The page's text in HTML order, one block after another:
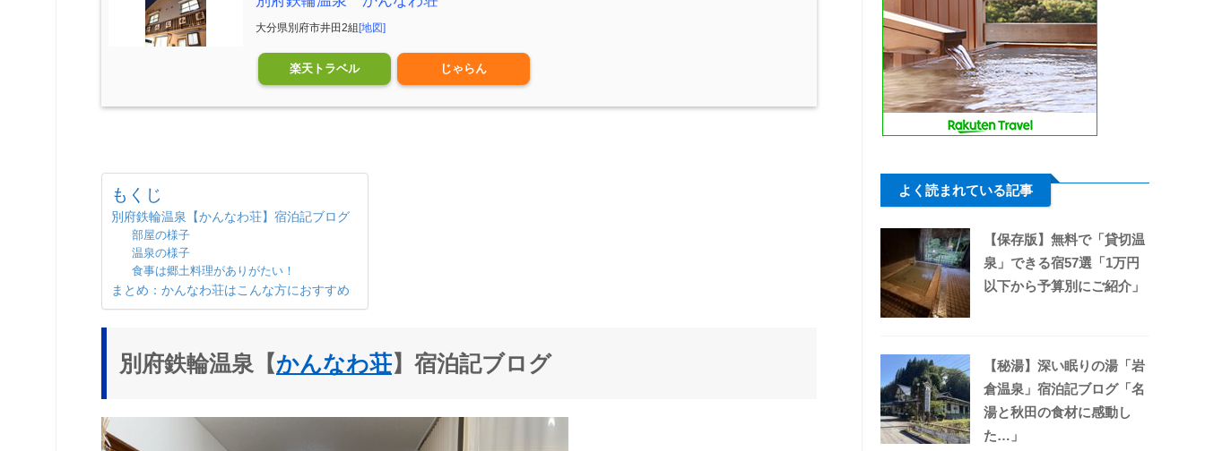
大分県別府市井田2組[地図]
楽天トラベル じゃらん
もくじ
別府鉄輪温泉【かんなわ荘】宿泊記ブログ
部屋の様子
温泉の様子
食事は郷土料理がありがたい！
まとめ：かんなわ荘はこんな方におすすめ
別府鉄輪温泉【かんなわ荘】宿泊記ブログ
よく読まれている記事
【保存版】無料で「貸切温
泉」できる宿57選「1万円
以下から予算別にご紹介」
【秘湯】深い眠りの湯「岩
倉温泉」宿泊記ブログ「名
湯と秋田の食材に感動し
た…」